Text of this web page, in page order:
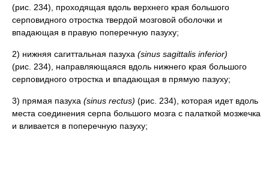
(рис. 234), проходящая вдоль верхнего края большого
серповидного отростка твердой мозговой оболочки и
впадающая в правую поперечную пазуху;
2) нижняя сагиттальная пазуха (sinus sagittalis inferior)
(рис. 234), направляющаяся вдоль нижнего края большого
серповидного отростка и впадающая в прямую пазуху;
3) прямая пазуха (sinus rectus) (рис. 234), которая идет вдоль
места соединения серпа большого мозга с палаткой мозжечка
и вливается в поперечную пазуху;